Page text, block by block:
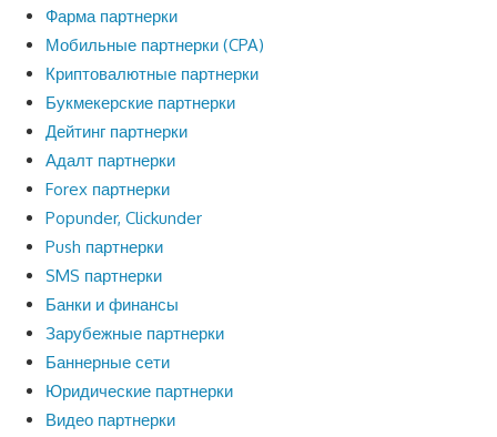
Фарма партнерки
Мобильные партнерки (CPA)
Криптовалютные партнерки
Букмекерские партнерки
Дейтинг партнерки
Адалт партнерки
Forex партнерки
Popunder, Clickunder
Push партнерки
SMS партнерки
Банки и финансы
Зарубежные партнерки
Баннерные сети
Юридические партнерки
Видео партнерки